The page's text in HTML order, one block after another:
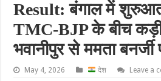
Result: बंगाल में
TMC-BJP के बीच
भवानीपुर से ममता बनर्जी
May 4, 2026 देश Leave a